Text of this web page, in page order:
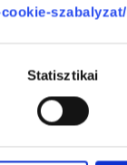
szabalyzat/
Statisztikai
08.12.